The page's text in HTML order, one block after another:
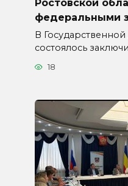
федеральными
В
состоялось
18